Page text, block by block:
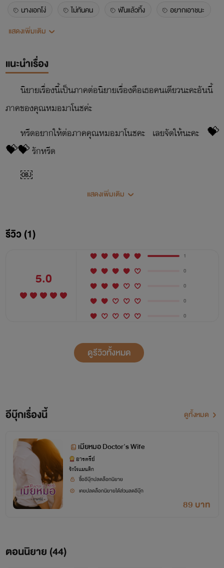
นางเอกโง่
ไม่ทันคน ฟันแล้วทิ้ง
อยากเอาชนะ
แกล้ง
เมียหมอ
แสดงเพิ่มเติม
แนะนำเรื่อง
นิยายเรื่องนี้เป็นภาคต่อนิยายเรื่องคือเธอคนเดียวนะคะอันนี้
ภาคของคุณหมอมาโนชค่ะ
หรีดอยากให้ต่อภาคคุณหมอมาโนชคะ เลยจัดให้นะคะ 💝
💝💝 รักหรีด
￼
มากกกกก จำใจต้องแต่งงานกับผู้หญิงที่พ่อกับแม่เลือกให้
เนื่องจากหมอมาโนชอายุใกล้จะ 40 แล้วแต่ยังไม่มีแฟนมาเปิดตัว
กับครอบครัวสักทีพ่อกับแม่จึงจำเป็นต้องหาลูกสะใภ้ด้วยตัวเอง
หมอมาโนชจึงได้มาเจอกับเพื่อนเก่าสมัยเรียนนั่นก็คือใบเฟิร์น
เพื่อนกันเรียนโรงเรียนเดียวกันห้องเดียวกันมาโดยตลอด ใบเฟิร์น
แสดงเพิ่มเติม
รีวิว (1)
5.0
1
0
0
0
0
ดูรีวิวทั้งหมด
อีบุ๊กเรื่องนี้ ดูทั้งหมด
เมียหมอ Doctor's Wife
อารตรีย์
รักโรแมนติก
ซื้ออีบุ๊กปลดล็อกนิยาย
เคยปลดล็อกนิยายได้ส่วนลดอีบุ๊ก
89 บาท
ตอนนิยาย (44)